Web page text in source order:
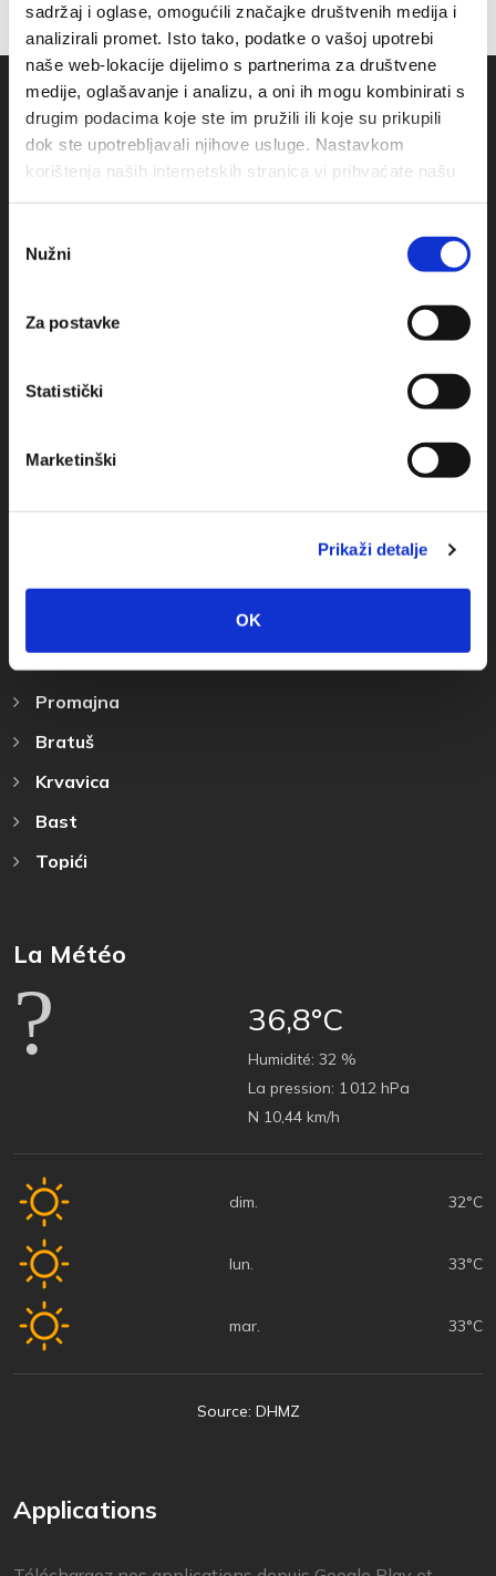
sadržaj i oglase, omogućili značajke društvenih medija i
analizirali promet. Isto tako, podatke o vašoj upotrebi
naše web-lokacije dijelimo s partnerima za društvene
medije, oglašavanje i analizu, a oni ih mogu kombinirati s
drugim podacima koje ste im pružili ili koje su prikupili
dok ste upotrebljavali njihove usluge. Nastavkom
korištenja naših internetskih stranica vi prihvaćate našu
pristanka
Nužni
Za postavke
Statistički
Marketinški
Prikaži detalje
OK
+385(0)21 620713
+385(0)21 678754
Destination
Promajna
Bratuš
Krvavica
Bast
Topići
La Météo
36,8°C
Humidité: 32 %
La pression: 1 012 hPa
N 10,44 km/h
dim. 32°C
lun. 33°C
mar. 33°C
Source: DHMZ
Applications